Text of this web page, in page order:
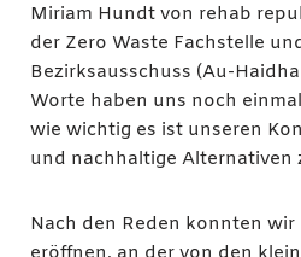
Miriam Hundt von rehab
der Zero Waste Fachstelle
Bezirksausschuss (Au-
Worte haben uns noch
wie wichtig es ist unseren
und nachhaltige Alternativen
Nach den Reden konnten